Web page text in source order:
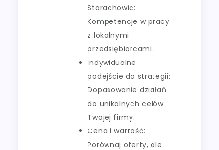
Starachowic:
Kompetencje w pracy
z lokalnymi
przedsiębiorcami.
Indywidualne
podejście do strategii:
Dopasowanie działań
do unikalnych celów
Twojej firmy.
Cena i wartość:
Porównaj oferty, ale